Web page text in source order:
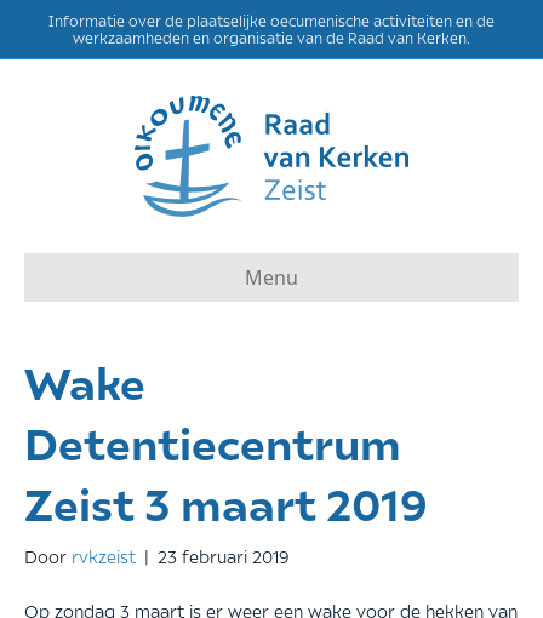
Informatie over de plaatselijke oecumenische activiteiten en de
werkzaamheden en organisatie van de Raad van Kerken.
Menu
Wake
Detentiecentrum
Zeist 3 maart 2019
Door rvkzeist | 23 februari 2019
Op zondag 3 maart is er weer een wake voor de hekken van